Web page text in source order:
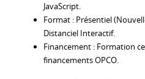
JavaScript.
Format : Présentiel
Distanciel Interactif.
Financement : Formation
financements OPCO.